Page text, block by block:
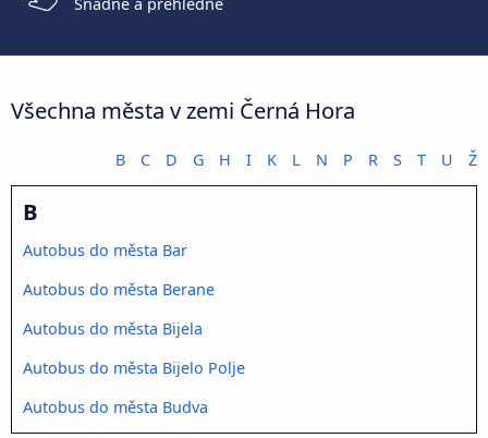
Všechna města v zemi Černá Hora
B C D G H I K L N P R S T U Ž
B
Autobus do města Bar
Autobus do města Berane
Autobus do města Bijela
Autobus do města Bijelo Polje
Autobus do města Budva